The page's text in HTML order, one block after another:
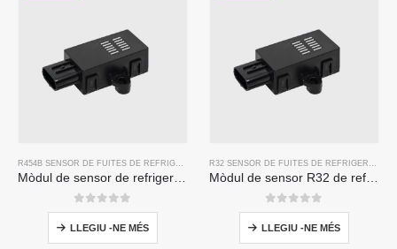
0de 5
LLEGIU -NE MÉS
0de 5
LLEGIU -NE MÉS